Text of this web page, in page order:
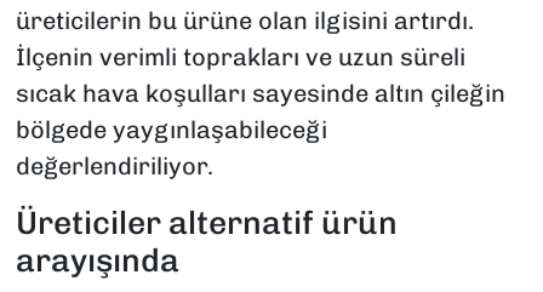
üreticilerin bu ürüne olan ilgisini artırdı.
İlçenin verimli toprakları ve uzun süreli
sıcak hava koşulları sayesinde altın çileğin
bölgede yaygınlaşabileceği
değerlendiriliyor.
Üreticiler alternatif ürün
arayışında